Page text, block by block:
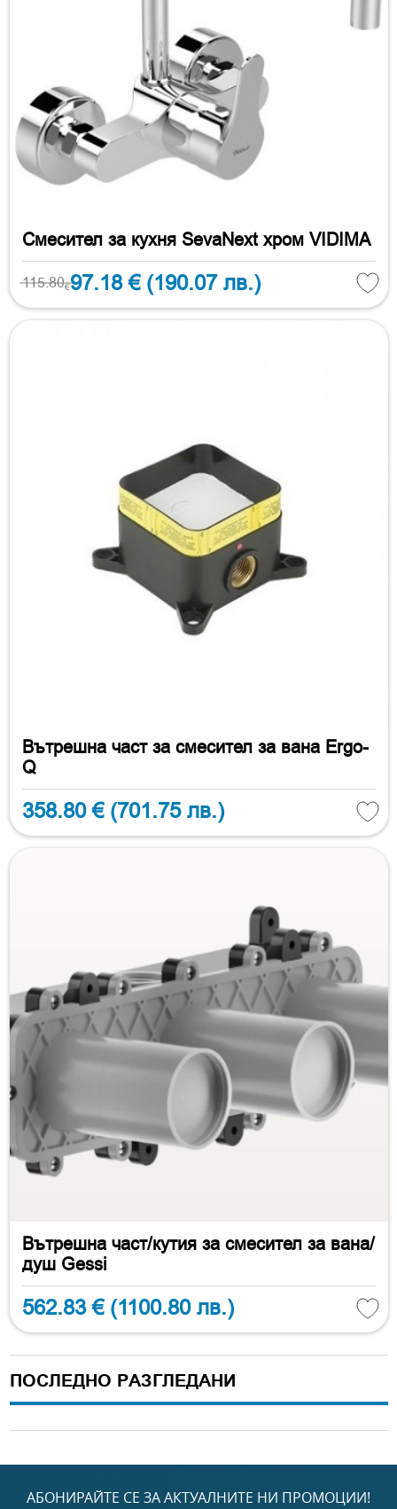
Смесител за кухня SevaNext хром VIDIMA
115.80€97.18 € (190.07 лв.)
Вътрешна част за смесител за вана Ergo-
Q
358.80 € (701.75 лв.)
Вътрешна част/кутия за смесител за вана/
душ Gessi
562.83 € (1100.80 лв.)
ПОСЛЕДНО РАЗГЛЕДАНИ
АБОНИРАЙТЕ СЕ ЗА АКТУАЛНИТЕ НИ ПРОМОЦИИ!